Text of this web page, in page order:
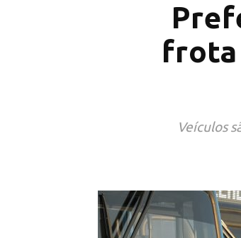
frota
Veículos